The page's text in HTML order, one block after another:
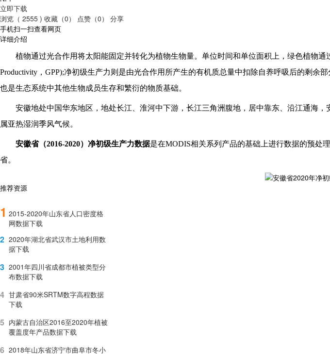
立即下载
浏览（ 2555 ) 收藏（0） 点赞（0）
分享
手机扫一扫查看网页
详细介绍
植物通过光合作用将太阳能固定并转化为植物生物量。单位时间和单位面积上，绿色植物
Productivity，GPP);净初级生产力则是由光合作用所产生的有机质总量中扣除自养呼吸后的剩余
也是生态系统中其他生物成员生存和繁衍的物质基础。
安徽地处中国华东地区，地处长江、淮河中下游，长江三角洲腹地，居中靠东、沿江通海
属亚热湿润季风气候。
安徽省（2016-2020）净初级生产力数据是在MODIS相关系列产品的基础上进行数据的预处
省。
推荐资源
1 2015-2020年山东省人口密度格
网数据下载
2 2020年湖北省武汉市土地利用数
据下载
3 2001年四川省成都市植被类型分
布数据下载
4 甘肃省90米SRTM数字高程数据
下载
5 内蒙古自治区2016至2020年植被
覆盖度年产品数据下载
6 2018年山东省济宁市曲阜市冬小